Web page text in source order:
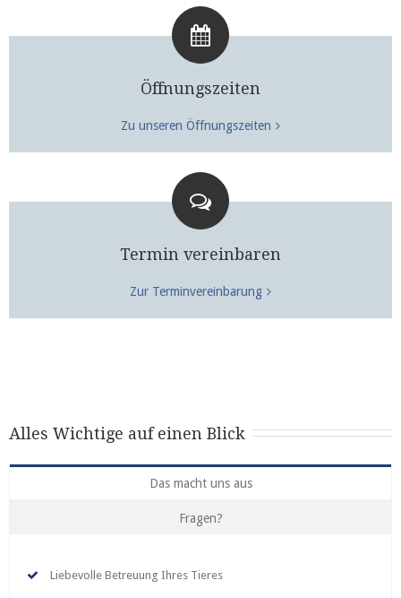
Öffnungszeiten
Zu unseren Öffnungszeiten
Termin vereinbaren
Zur Terminvereinbarung
Alles Wichtige auf einen Blick
Das macht uns aus
Fragen?
Liebevolle Betreuung Ihres Tieres